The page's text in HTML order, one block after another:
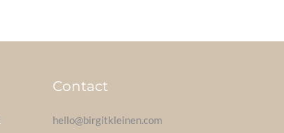
Contact
hello@birgitkleinen.com